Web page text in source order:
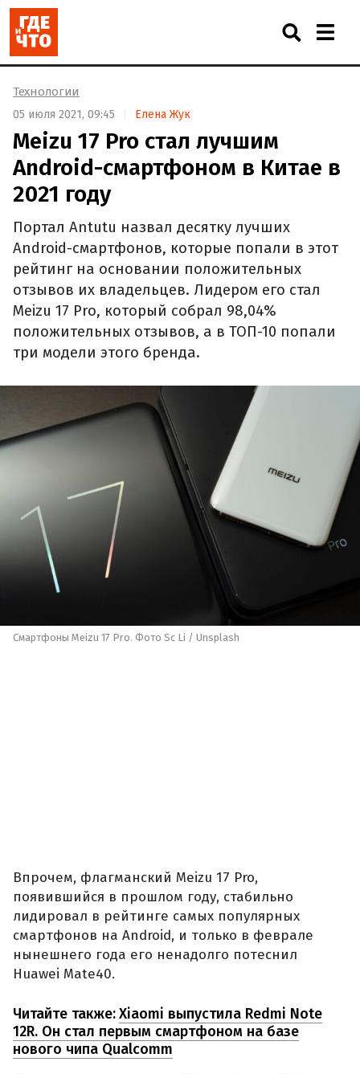
Технологии
05 июля 2021, 09:45 Елена Жук
Meizu 17 Pro стал лучшим
Android-смартфоном в Китае в
2021 году
Портал Antutu назвал десятку лучших
Android-смартфонов, которые попали в этот
рейтинг на основании положительных
отзывов их владельцев. Лидером его стал
Meizu 17 Pro, который собрал 98,04%
положительных отзывов, а в ТОП-10 попали
три модели этого бренда.
Смартфоны Meizu 17 Pro. Фото Sc Li / Unsplash
Впрочем, флагманский Meizu 17 Pro,
появившийся в прошлом году, стабильно
лидировал в рейтинге самых популярных
смартфонов на Android, и только в феврале
нынешнего года его ненадолго потеснил
Huawei Mate40.
Читайте также:Xiaomi выпустила Redmi Note
12R. Он стал первым смартфоном на базе
нового чипа Qualcomm